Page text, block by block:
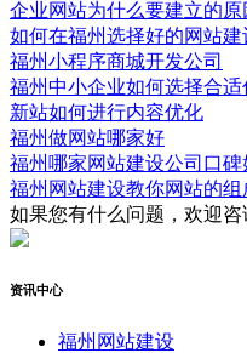
企业网站为什么要建立的原
如何在福州选择好的网站建
福州小程序商城开发公司
福州中小企业如何选择合适
新站如何进行内容优化
福州做网站哪家好
福州哪家网站建设公司口碑
福州网站建设教你网站的组
如果您有什么问题，欢迎咨
资讯中心
福州网站建设